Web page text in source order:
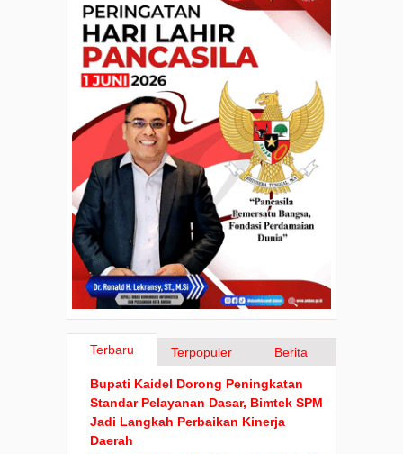
Terbaru Terpopuler Berita
Bupati Kaidel Dorong Peningkatan
Standar Pelayanan Dasar, Bimtek SPM
Jadi Langkah Perbaikan Kinerja
Daerah